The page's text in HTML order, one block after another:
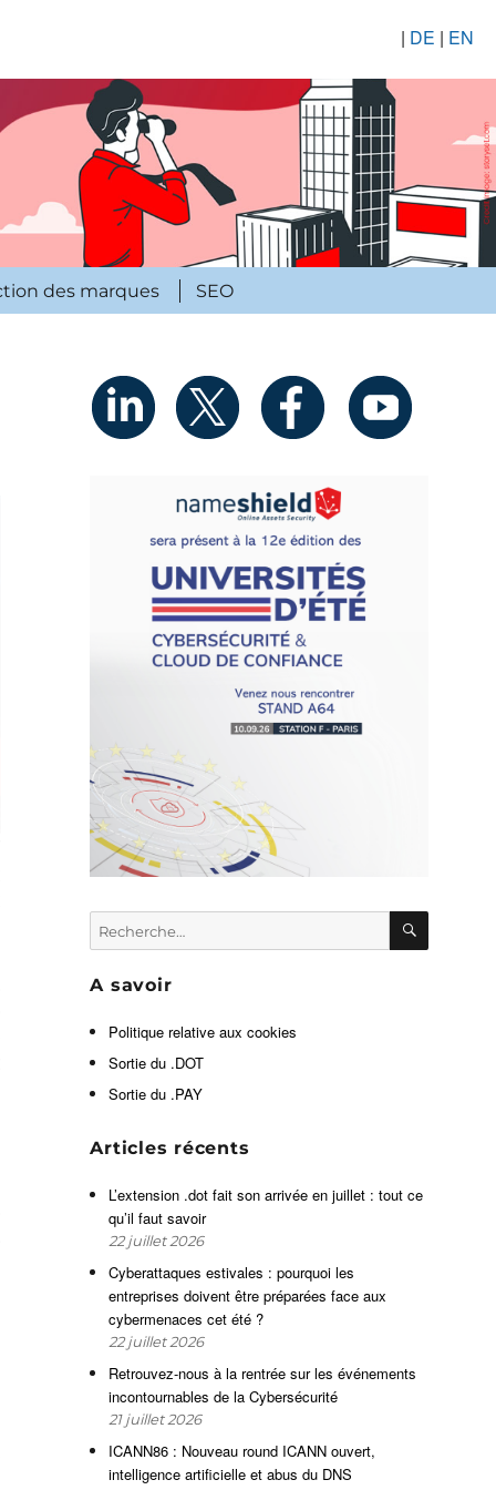
| DE | EN
des marques SEO
Recherche
pour :
A savoir
Politique relative aux cookies
Sortie du .DOT
Sortie du .PAY
Articles récents
L’extension .dot fait son arrivée en juillet : tout ce
qu’il faut savoir
22 juillet 2026
Cyberattaques estivales : pourquoi les
entreprises doivent être préparées face aux
cybermenaces cet été ?
22 juillet 2026
Retrouvez-nous à la rentrée sur les événements
incontournables de la Cybersécurité
21 juillet 2026
ICANN86 : Nouveau round ICANN ouvert,
intelligence artificielle et abus du DNS